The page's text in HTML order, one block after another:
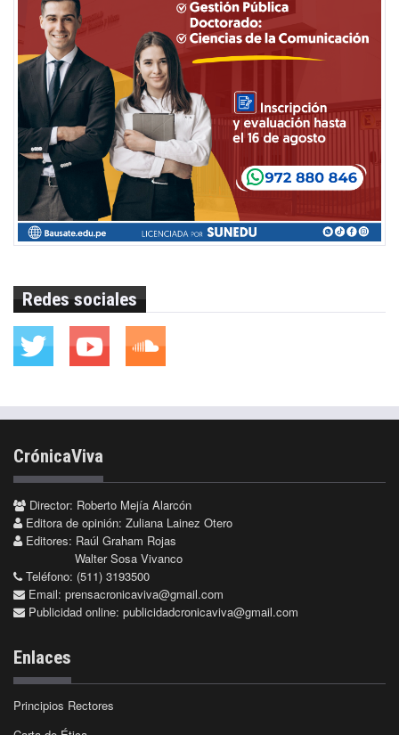
Redes sociales
CrónicaViva
Director: Roberto Mejía Alarcón
Editora de opinión: Zuliana Lainez Otero
Editores: Raúl Graham Rojas
Walter Sosa Vivanco
Teléfono: (511) 3193500
Email: prensacronicaviva@gmail.com
Publicidad online: publicidadcronicaviva@gmail.com
Enlaces
Principios Rectores